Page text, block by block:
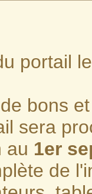
portail
bons
sera
au 1er
de